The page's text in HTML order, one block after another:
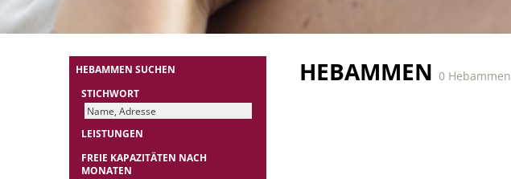
HEBAMMEN SUCHEN
STICHWORT
LEISTUNGEN
FREIE KAPAZITÄTEN NACH
MONATEN
HEBAMMEN 0 Hebammen